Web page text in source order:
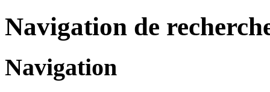
Navigation de
Navigation